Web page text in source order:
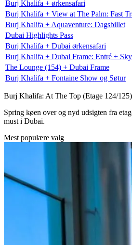
Burj Khalifa + ørkensafari
Burj Khalifa + View at The Palm: Fast
Burj Khalifa + Aquaventure: Dagsbillet
Dubai Highlights Pass
Burj Khalifa + Dubai ørkensafari
Burj Khalifa + Dubai Frame: Entré +
The Lounge (154) + Dubai Frame
Burj Khalifa + Fontaine Show og Søtur
Burj Khalifa: At The Top (Etage 124/125)
Spring køen over og nyd udsigten fra
must i Dubai.
Mest populære valg